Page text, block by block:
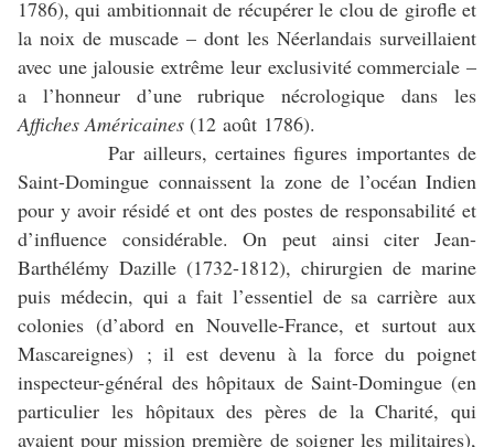
1786), qui ambitionnait de récupérer le clou de girofle et
la noix de muscade – dont les Néerlandais surveillaient
avec une jalousie extrême leur exclusivité commerciale –
a l’honneur d’une rubrique nécrologique dans les
Affiches Américaines (12 août 1786).
Par ailleurs, certaines figures importantes de
Saint-Domingue connaissent la zone de l’océan Indien
pour y avoir résidé et ont des postes de responsabilité et
d’influence considérable. On peut ainsi citer Jean-
Barthélémy Dazille (1732-1812), chirurgien de marine
puis médecin, qui a fait l’essentiel de sa carrière aux
colonies (d’abord en Nouvelle-France, et surtout aux
Mascareignes) ; il est devenu à la force du poignet
inspecteur-général des hôpitaux de Saint-Domingue (en
particulier les hôpitaux des pères de la Charité, qui
avaient pour mission première de soigner les militaires),